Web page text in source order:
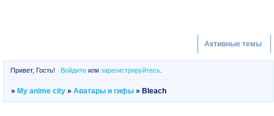
Активные темы
Привет, Гость! Войдитеили зарегистрируйтесь.
»My anime city »Аватары и гифы »Bleach